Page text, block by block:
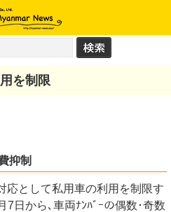
を制限
抑制
応として私用車の利用を制限す
7日から､車両ﾅﾝﾊﾞｰの偶数･奇数